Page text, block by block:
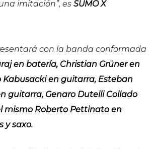
imitación”, es SUMO X
con la banda conformada
en batería, Christian Grüner en
Kabusacki en guitarra, Esteban
guitarra, Genaro Dutelli Collado
mismo Roberto Pettinato en
y saxo.